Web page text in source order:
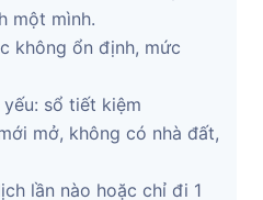
một mình.
không ổn định, mức
sổ tiết kiệm
mở, không có nhà đất,
lần nào hoặc chỉ đi 1